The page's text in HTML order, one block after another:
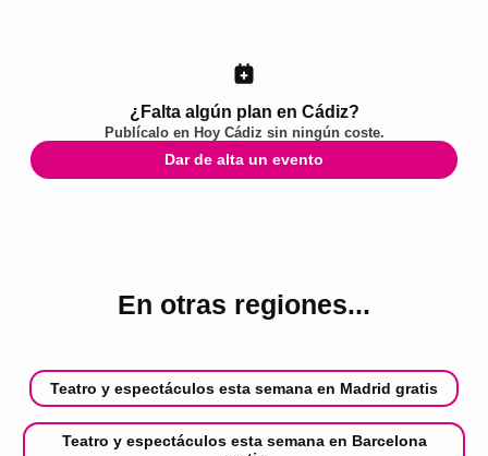
¿Falta algún plan en Cádiz?
Publícalo en Hoy Cádiz sin ningún coste.
Dar de alta un evento
En otras regiones...
Teatro y espectáculos esta semana en Madrid gratis
Teatro y espectáculos esta semana en Barcelona